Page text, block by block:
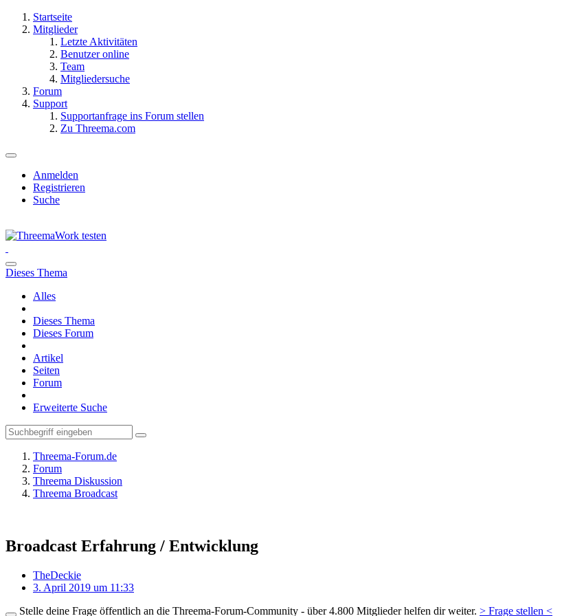
Startseite
Mitglieder
Letzte Aktivitäten
Benutzer online
Team
Mitgliedersuche
Forum
Support
Supportanfrage ins Forum stellen
Zu Threema.com
Anmelden
Registrieren
Suche
Dieses Thema
Alles
Dieses Thema
Dieses Forum
Artikel
Seiten
Forum
Erweiterte Suche
Threema-Forum.de
Forum
Threema Diskussion
Threema Broadcast
Broadcast Erfahrung / Entwicklung
TheDeckie
3. April 2019 um 11:33
Stelle deine Frage öffentlich an die Threema-Forum-Community - über 4.800 Mitglieder helfen dir weiter. > Frage stellen <